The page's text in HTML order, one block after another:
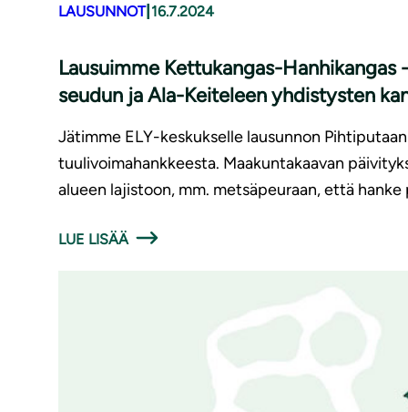
LAUSUNNOT| 16.7.2024
Lausuimme Kettukangas-
seudun ja Ala-Keiteleen yhdistysten
Jätimme ELY-keskukselle lausunnon
tuulivoimahankkeesta. Maakuntakaavan
alueen lajistoon, mm. metsäpeuraan, että
LUE LISÄÄ